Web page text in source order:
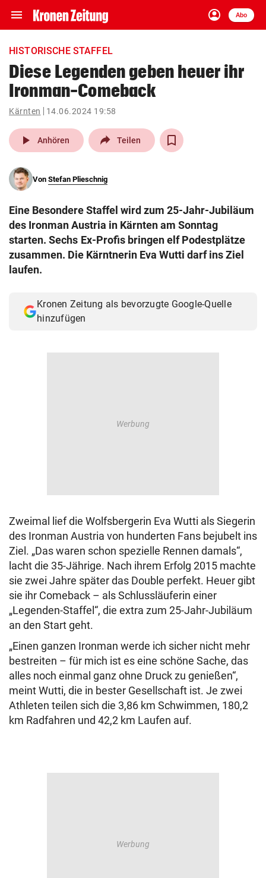
menu Navigation
ein-/ausklappen
account_circle
Anmelden
Abo
close Schließen
account_circle Anmelden
pin_drop
Wien arrow_right
search
eingeben
HISTORISCHE STAFFEL
Diese Legenden geben heuer ihr
Ironman-Comeback
Kärnten 14.06.2024 19:58
play_arrow Anhören Teilen
Von Stefan Plieschnig
Eine Besondere Staffel wird zum 25-Jahr-Jubiläum
des Ironman Austria in Kärnten am Sonntag
starten. Sechs Ex-Profis bringen elf Podestplätze
zusammen. Die Kärntnerin Eva Wutti darf ins Ziel
laufen.
Kronen Zeitung als bevorzugte Google-Quelle
hinzufügen
Zweimal lief die Wolfsbergerin Eva Wutti als Siegerin
des Ironman Austria von hunderten Fans bejubelt ins
Ziel. „Das waren schon spezielle Rennen damals“,
lacht die 35-Jährige. Nach ihrem Erfolg 2015 machte
sie zwei Jahre später das Double perfekt. Heuer gibt
sie ihr Comeback – als Schlussläuferin einer
„Legenden-Staffel“, die extra zum 25-Jahr-Jubiläum
an den Start geht.
„Einen ganzen Ironman werde ich sicher nicht mehr
bestreiten – für mich ist es eine schöne Sache, das
alles noch einmal ganz ohne Druck zu genießen“,
meint Wutti, die in bester Gesellschaft ist. Je zwei
Athleten teilen sich die 3,86 km Schwimmen, 180,2
km Radfahren und 42,2 km Laufen auf.